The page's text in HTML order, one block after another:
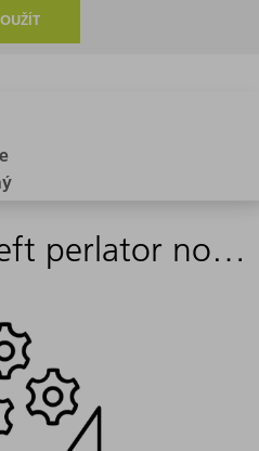
Přívod plynu left perlator nozzle